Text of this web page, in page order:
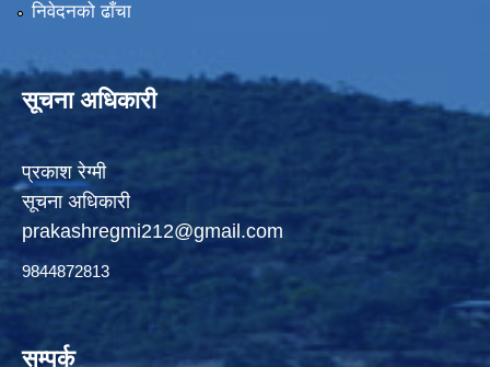
निवेदनको ढाँचा
सूचना अधिकारी
प्रकाश रेग्मी
सूचना अधिकारी
prakashregmi212@gmail.com
9844872813
सम्पर्क